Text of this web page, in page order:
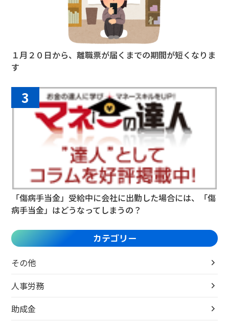
１月２０日から、離職票が届くまでの期間が短くなりま
す
3
「傷病手当金」受給中に会社に出勤した場合には、「傷
病手当金」はどうなってしまうの？
カテゴリー
その他
人事労務
助成金